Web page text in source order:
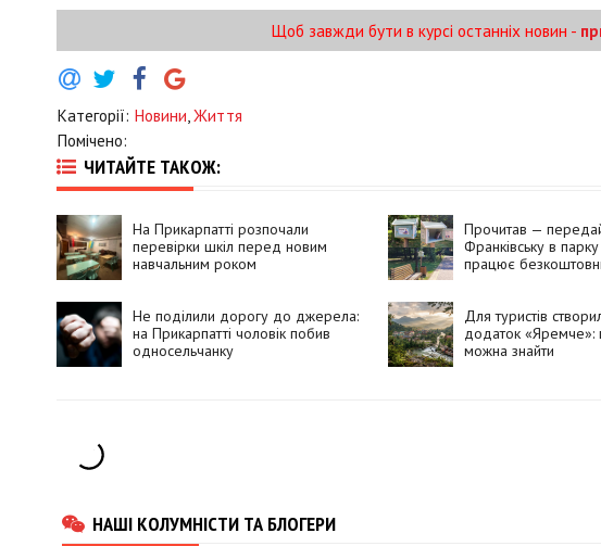
Щоб завжди бути в курсі останніх новин -
Категорії: Новини Життя
Помічено:
ЧИТАЙТЕ ТАКОЖ:
На Прикарпатті розпочали
перевірки шкіл перед новим
навчальним роком
Прочитав —
Франківську в
працює
Не поділили дорогу до джерела:
на Прикарпатті чоловік побив
односельчанку
Для туристів
додаток
можна знайти
НАШІ КОЛУМНІСТИ ТА БЛОГЕРИ